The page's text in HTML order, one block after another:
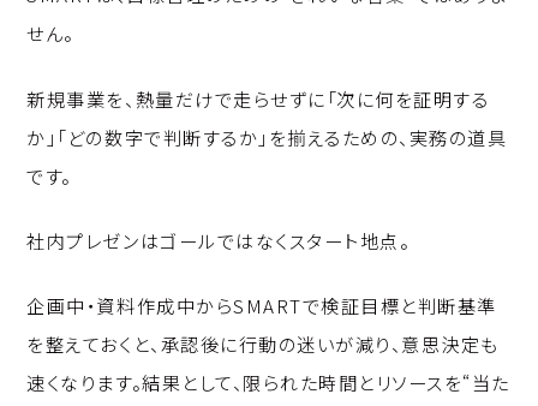
せん。
新規事業を、熱量だけで走らせずに「次に何を証明する
か」「どの数字で判断するか」を揃えるための、実務の道具
です。
社内プレゼンはゴールではなくスタート地点。
企画中・資料作成中からSMARTで検証目標と判断基準
を整えておくと、承認後に行動の迷いが減り、意思決定も
速くなります。結果として、限られた時間とリソースを“当た